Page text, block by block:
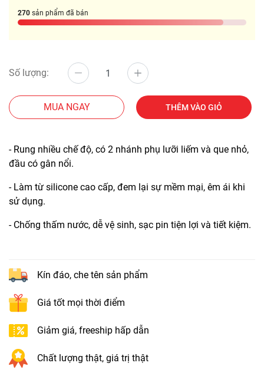
270 sản phẩm đã bán
Số lượng:
MUA NGAY THÊM VÀO GIỎ
- Rung nhiều chế độ, có 2 nhánh phụ lưỡi liếm và que nhỏ,
đầu có gân nổi.
- Làm từ silicone cao cấp, đem lại sự mềm mại, êm ái khi
sử dụng.
- Chống thấm nước, dễ vệ sinh, sạc pin tiện lợi và tiết kiệm.
Kín đáo, che tên sản phẩm
Giá tốt mọi thời điểm
Giảm giá, freeship hấp dẫn
Chất lượng thật, giá trị thật